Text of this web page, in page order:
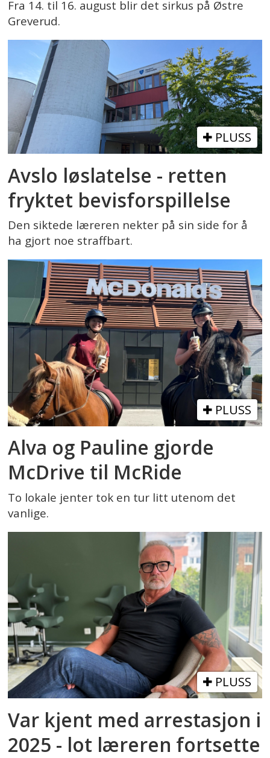
Fra 14. til 16. august blir det sirkus på Østre
Greverud.
PLUSS
Avslo løslatelse - retten
fryktet bevisforspillelse
Den siktede læreren nekter på sin side for å
ha gjort noe straffbart.
PLUSS
Alva og Pauline gjorde
McDrive til McRide
To lokale jenter tok en tur litt utenom det
vanlige.
PLUSS
Var kjent med arrestasjon i
2025 - lot læreren fortsette